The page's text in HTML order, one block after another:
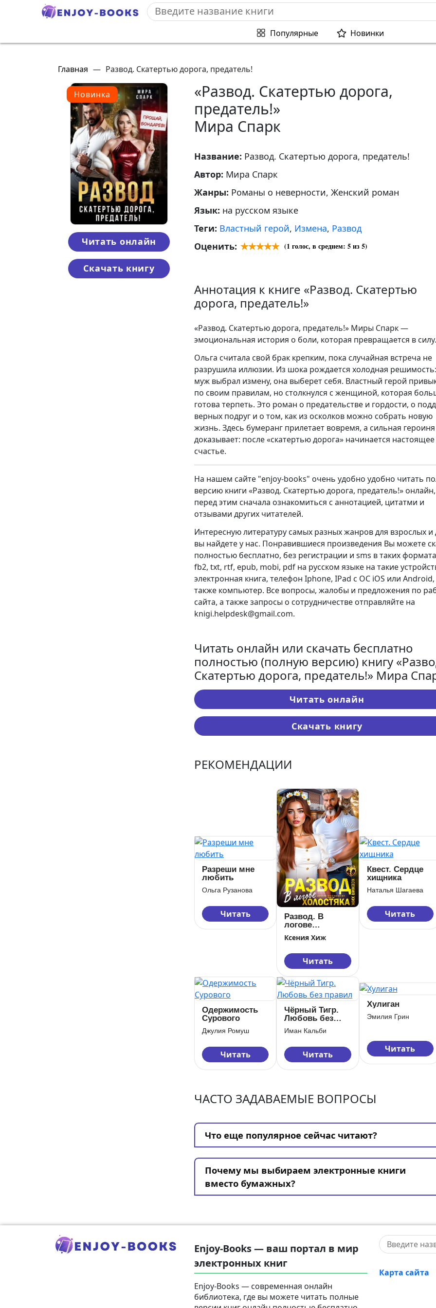
Популярные Новинки
Главная — Развод. Скатертью дорога, предатель!
Новинка
Читать онлайн
Скачать книгу
«Развод. Скатертью дорога,
предатель!»
Мира Спарк
Название: Развод. Скатертью дорога, предатель!
Автор: Мира Спарк
Жанры: Романы о неверности, Женский роман
Язык: на русском языке
Теги: Властный герой, Измена, Развод
Оценить:
(1 голос, в среднем: 5из 5)
Аннотация к книге «Развод. Скатертью
дорога, предатель!»
«Развод. Скатертью дорога, предатель!» Миры Спарк —
эмоциональная история о боли, которая превращается в силу.
Ольга считала свой брак крепким, пока случайная встреча не
разрушила иллюзии. Из шока рождается холодная
муж выбрал измену, она выберет себя. Властный герой
по своим правилам, но столкнулся с женщиной, которая
готова терпеть. Это роман о предательстве и гордости, о
верных подруг и о том, как из осколков можно собрать новую
жизнь. Здесь бумеранг прилетает вовремя, а сильная героиня
доказывает: после «скатертью дорога» начинается настоящее
счастье.
На нашем сайте "enjoy-books" очень удобно удобно читать
версию книги «Развод. Скатертью дорога, предатель!» онлайн,
перед этим сначала ознакомиться с аннотацией, цитатми и
отзывами других читателей.
Интересную литературу самых разных жанров для взрослых и
вы найдете у нас. Понравившиеся произведения Вы можете
полностью бесплатно, без регистрации и sms в таких
fb2, txt, rtf, epub, mobi, pdf на русском языке на такие
электронная книга, телефон Iphone, IPad с ОС iOS или Android,
также компьютер. Все вопросы, жалобы и предложения по
сайта, а также запросы о сотрудничестве отправляйте на
knigi.helpdesk@gmail.com.
Читать онлайн или скачать бесплатно
полностью (полную версию) книгу
Скатертью дорога, предатель!» Мира
Читать онлайн
Скачать книгу
РЕКОМЕНДАЦИИ
Разреши мне
любить
Ольга Рузанова
Читать
Развод. В
логове
холостяка
Ксения Хиж
Читать
Квест. Сердце
хищника
Наталья Шагаева
Читать
Одержимость
Сурового
Джулия Ромуш
Читать
Чёрный Тигр.
Любовь без
правил
Иман Кальби
Читать
Хулиган
Эмилия Грин
Читать
ЧАСТО ЗАДАВАЕМЫЕ ВОПРОСЫ
Что еще популярное сейчас читают?
Почему мы выбираем электронные книги
вместо бумажных?
Enjoy-Books — ваш портал в мир
электронных книг
Enjoy-Books — современная онлайн
библиотека, где вы можете читать полные
Карта сайта